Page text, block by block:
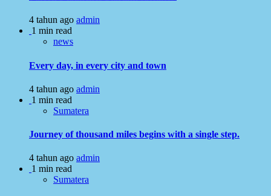
4 tahun ago admin
1 min read
news
Every day, in every city and town
4 tahun ago admin
1 min read
Sumatera
Journey of thousand miles begins with a single step.
4 tahun ago admin
1 min read
Sumatera